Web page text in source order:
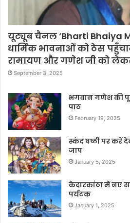
यूट्यूब चैनल ‘Bharti Bhaiya
धार्मिक भावनाओं को ठेस
रामायण और गणेश जी को लेकर
September 3, 2025
भगवान गणेश की
पाठ
February 19, 2025
स्कंद षष्ठी पर करें
जाप
January 5, 2025
केदारकांठा में नए
पर्यटक
January 1, 2025